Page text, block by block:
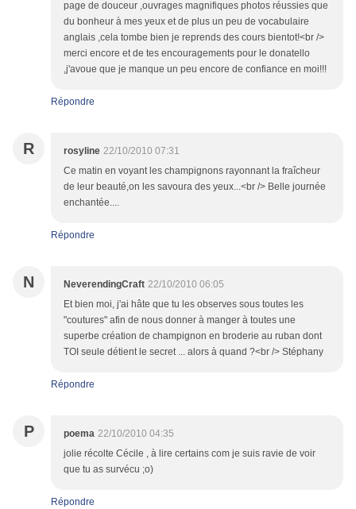
page de douceur ,ouvrages magnifiques photos réussies que
du bonheur à mes yeux et de plus un peu de vocabulaire
anglais ,cela tombe bien je reprends des cours bientot!<br />
merci encore et de tes encouragements pour le donatello
,j'avoue que je manque un peu encore de confiance en moi!!!
Répondre
R rosyline 22/10/2010 07:31
Ce matin en voyant les champignons rayonnant la fraîcheur
de leur beauté,on les savoura des yeux...<br /> Belle journée
enchantée....
Répondre
N NeverendingCraft 22/10/2010 06:05
Et bien moi, j'ai hâte que tu les observes sous toutes les
"coutures" afin de nous donner à manger à toutes une
superbe création de champignon en broderie au ruban dont
TOI seule détient le secret ... alors à quand ?<br /> Stéphany
Répondre
P poema 22/10/2010 04:35
jolie récolte Cécile , à lire certains com je suis ravie de voir
que tu as survécu ;o)
Répondre